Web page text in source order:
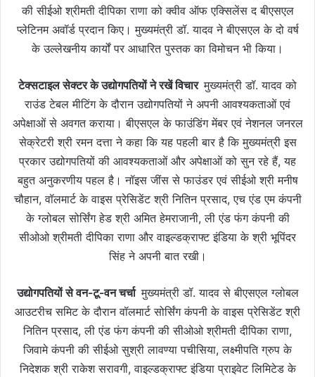
की सीईओ श्रीमती दीपिका राणा को क्वीव ऑफ एक्सिलेंस द बीएसएल
प्लेटिनम अवॉर्ड प्रदान किए। मुख्यमंत्री डॉ. यादव ने बीएसएल के दो वर्ष
के उल्लेखनीय कार्यों पर आधारित पुस्तक का विमोचन भी किया।
टेक्सटाइल सेक्टर के उद्योगपतियों ने रखें विचारमुख्यमंत्री डॉ. यादव को
राउंड टेबल मीटिंग के दौरान उद्योगपतियों ने अपनी आवश्यकताओं एवं
अपेक्षाओं से अवगत कराया। बीएसएल के फाउंडिंग मेंबर एवं नेशनल जनरल
सेक्रेटरी श्री रमन दत्ता ने कहा कि यह पहली बार है कि मुख्यमंत्री इस
प्रकार उद्योगपतियों की आवश्यकताओं और अपेक्षाओं को सुन रहे हैं, यह
बहुत अनुकरणीय पहल है। नॉइस जींस से फाउंडर एवं सीईओ श्री मनीष
चौहान, वॉलमार्ट के वाइस प्रेसिडेंट श्री नितिन प्रसाद, एच एंड एम कंपनी
के ग्लोबल सोर्सिंग हेड श्री अमित हेमराजानी, ली एंड फंग कंपनी की
सीओओ श्रीमती दीपिका राणा और वाइल्डक्राफ्ट इंडिया के श्री भूपिंदर
सिंह ने अपनी बात रखी।
उद्योगपतियों से वन-टू-वन चर्चामुख्यमंत्री डॉ. यादव से बीएसएल ग्लोबल
आउटरीच समिट के दौरान वॉलमार्ट सोर्सिंग कंपनी के वाइस प्रेसिडेंट श्री
नितिन प्रसाद, ली एंड फंग कंपनी की सीओओ श्रीमती दीपिका राणा,
जिवामे कंपनी की सीईओ सुश्री लावण्या पचीसिया, लक्ष्मीपति ग्रुप के
निदेशक श्री राकेश सरावगी, वाइल्डक्राफ्ट इंडिया प्राइवेट लिमिटेड के